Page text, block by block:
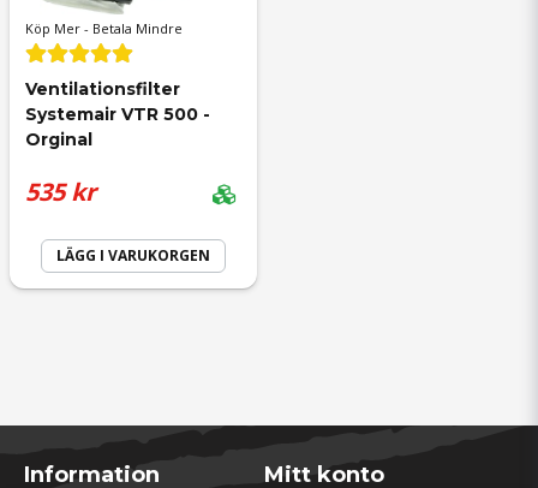
Köp Mer - Betala Mindre
Ventilationsfilter
Systemair VTR 500 -
Orginal
535 kr
LÄGG I VARUKORGEN
Information Mitt konto